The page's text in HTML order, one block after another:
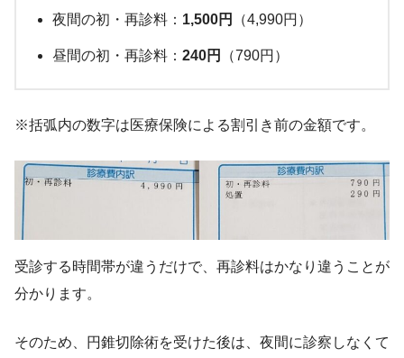
夜間の初・再診料： 1,500円 （4,990円）
昼間の初・再診料： 240円 （790円）
※括弧内の数字は医療保険による割引き前の金額です。
受診する時間帯が違うだけで、再診料はかなり違うことが
分かります。
そのため、円錐切除術を受けた後は、夜間に診察しなくて